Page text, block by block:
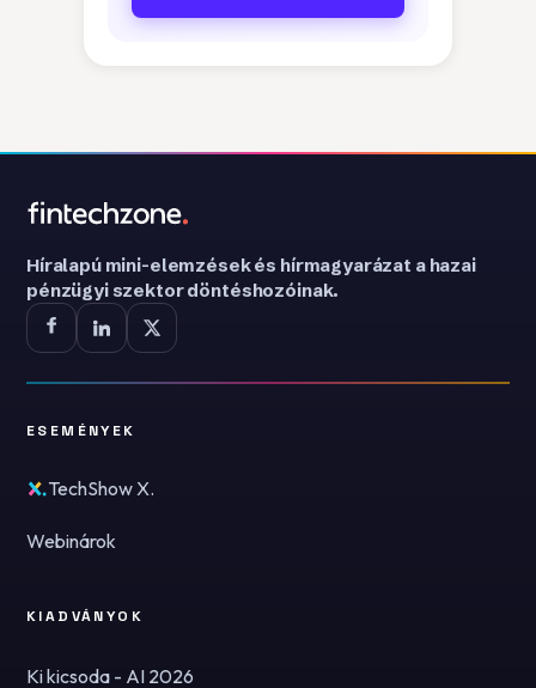
Híralapú mini-elemzések és hírmagyarázat a hazai
pénzügyi szektor döntéshozóinak.
ESEMÉNYEK
TechShow X.
Webinárok
KIADVÁNYOK
Ki kicsoda - AI 2026